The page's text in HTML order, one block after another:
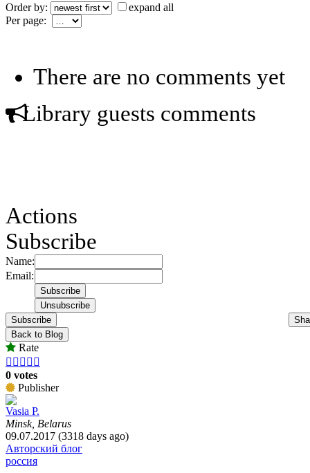
Order by:
expand all
Per page:
There are no comments yet
Library guests comments
Actions
Subscribe
Name:
Email:
Subscribe
Back to Blog
Rate
    
0 votes
Publisher
Vasia P.
Minsk, Belarus
09.07.2017 (3318 days ago)
Авторский блог
россия